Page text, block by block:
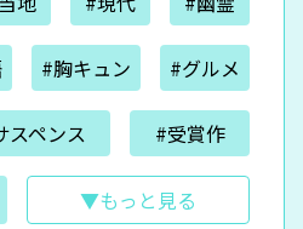
#胸キュン #グルメ
スペンス #受賞作
▼もっと見る